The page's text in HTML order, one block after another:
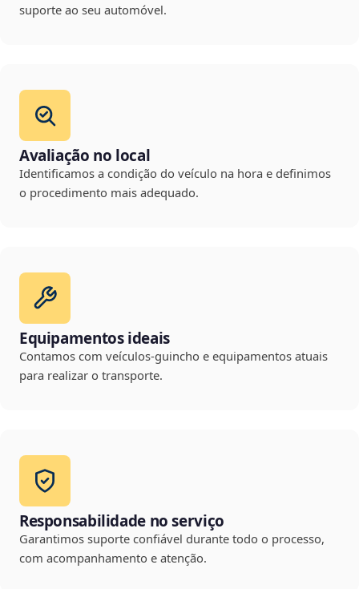
suporte ao seu automóvel.
Avaliação no local
Identificamos a condição do veículo na hora e definimos
o procedimento mais adequado.
Equipamentos ideais
Contamos com veículos-guincho e equipamentos atuais
para realizar o transporte.
Responsabilidade no serviço
Garantimos suporte confiável durante todo o processo,
com acompanhamento e atenção.